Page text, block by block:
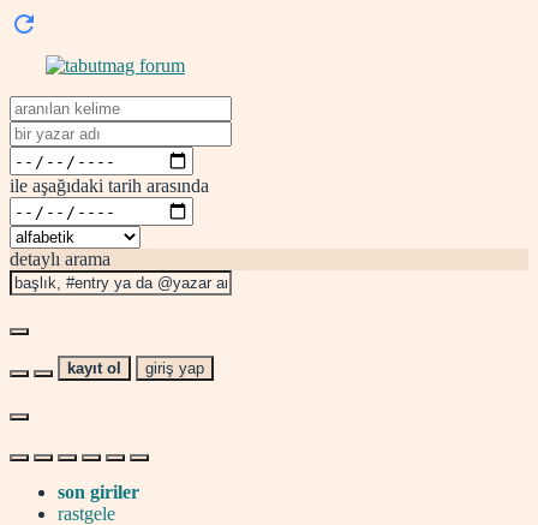
ile aşağıdaki tarih arasında
detaylı arama
kayıt ol giriş yap
son giriler
rastgele